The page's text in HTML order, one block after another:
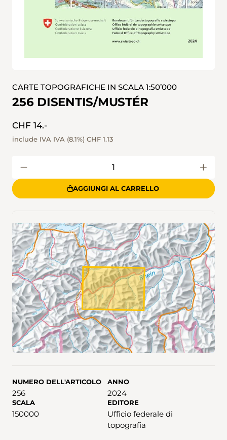
CARTE TOPOGRAFICHE IN SCALA 1:50’000
256 DISENTIS/MUSTÉR
CHF 14.-
include IVA IVA (8.1%) CHF 1.13
AGGIUNGI AL CARRELLO
NUMERO DELL'ARTICOLO
256
ANNO
2024
SCALA
150000
EDITORE
Ufficio federale di
topografia